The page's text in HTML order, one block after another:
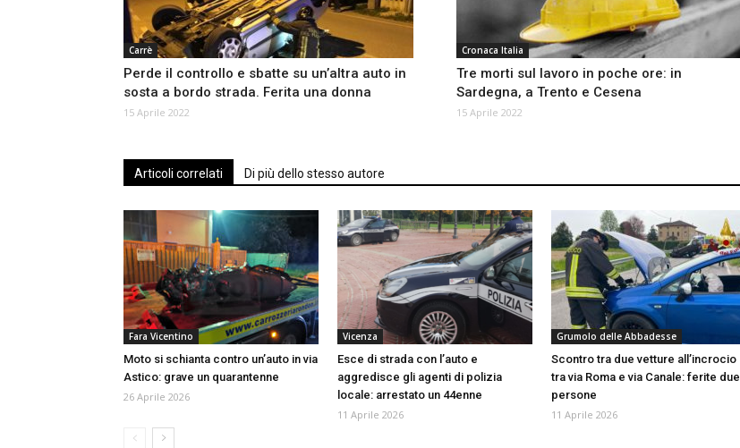
Carrè
Perde il controllo e sbatte su un’altra auto in
sosta a bordo strada. Ferita una donna
15 Aprile 2022
Cronaca Italia
Tre morti sul lavoro in poche ore: in
Sardegna, a Trento e Cesena
15 Aprile 2022
Articoli correlati Di più dello stesso autore
Fara Vicentino
Moto si schianta contro un’auto in via
Astico: grave un quarantenne
26 Aprile 2026
Vicenza
Esce di strada con l’auto e
aggredisce gli agenti di polizia
locale: arrestato un 44enne
11 Aprile 2026
Grumolo delle Abbadesse
Scontro tra due vetture all’incrocio
tra via Roma e via Canale: ferite due
persone
11 Aprile 2026